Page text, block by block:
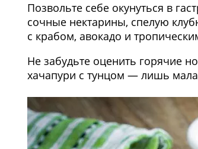
Позвольте себе окунуться в
сочные нектарины, спелую
с крабом, авокадо и
Не забудьте оценить горячие
хачапури с тунцом — лишь